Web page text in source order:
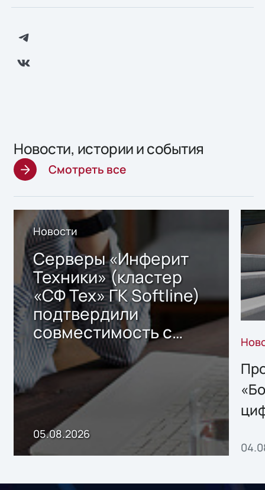
Новости, истории и события
Смотреть все
Новости
Серверы «Инферит
Техники» (кластер
«СФ Тех» ГК Softline)
подтвердили
совместимость с
решением Sharx
Storage 2.x для
хранения данных
05.08.2026